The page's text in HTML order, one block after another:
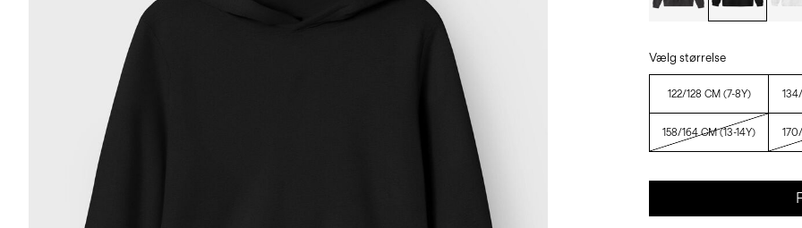
Vælg størrelse
122/128 CM (7-8Y)
158/164 CM (13-14Y)